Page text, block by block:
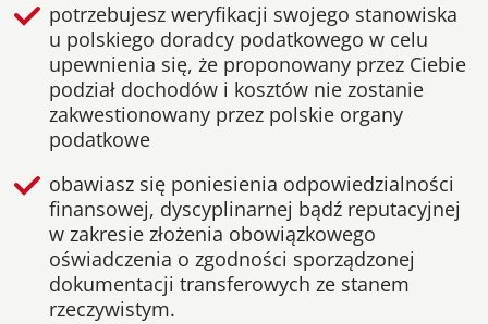
potrzebujesz weryfikacji swojego stanowiska
u polskiego doradcy podatkowego w celu
upewnienia się, że proponowany przez Ciebie
podział dochodów i kosztów nie zostanie
zakwestionowany przez polskie organy
podatkowe
obawiasz się poniesienia odpowiedzialności
finansowej, dyscyplinarnej bądź reputacyjnej
w zakresie złożenia obowiązkowego
oświadczenia o zgodności sporządzonej
dokumentacji transferowych ze stanem
rzeczywistym.